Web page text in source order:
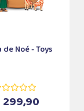
de Noé - Toys
299,90